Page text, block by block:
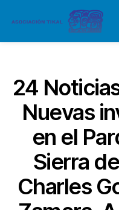
24
Nuevas
en el
Sierra
Charles